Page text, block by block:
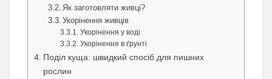
Як заготовляти живці?
Укорінення живців
Укорінення у воді
Укорінення в ґрунті
Поділ куща: швидкий спосіб для пишних
рослин